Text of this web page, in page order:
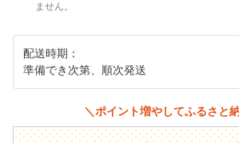
ません。
配送時期：
準備でき次第、順次発送
＼ポイント増やしてふるさと